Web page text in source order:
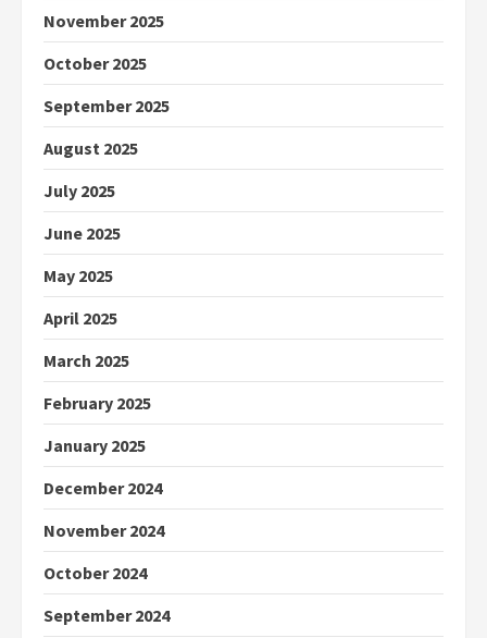
November 2025
October 2025
September 2025
August 2025
July 2025
June 2025
May 2025
April 2025
March 2025
February 2025
January 2025
December 2024
November 2024
October 2024
September 2024